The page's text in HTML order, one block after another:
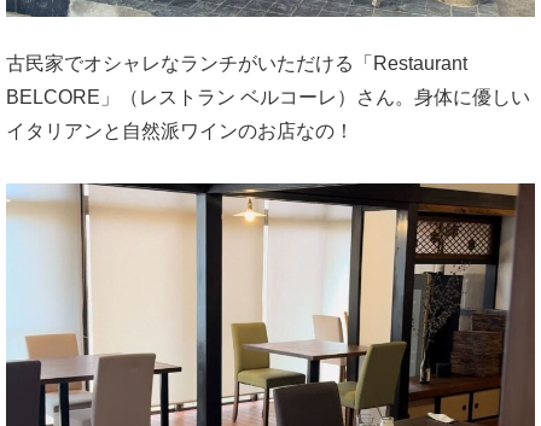
古民家でオシャレなランチがいただける「Restaurant
BELCORE」（レストラン ベルコーレ）さん。身体に優しい
イタリアンと自然派ワインのお店なの！